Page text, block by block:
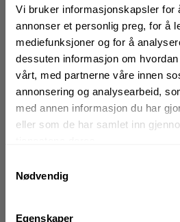
Vi bruker informasjonskapsler for
annonser et personlig preg, for å
mediefunksjoner og for å
dessuten informasjon om
vårt, med partnerne våre innen
annonsering og analysearbeid,
med annen informasjon du har
eller som de har samlet inn
Nødvendig
Egenskaper
Logg inn eller
registrer deg for å
se din avtalepris